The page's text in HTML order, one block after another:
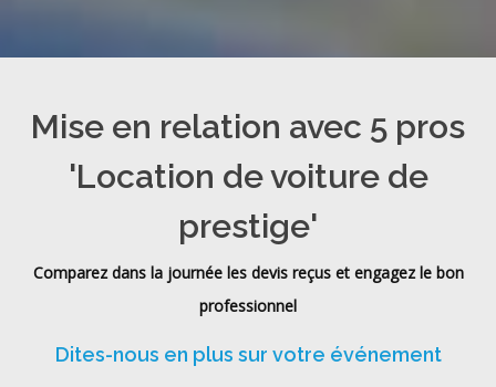
Mise en relation avec 5 pros
'Location de voiture de
prestige'
Comparez dans la journée les devis reçus et engagez le bon
professionnel
Dites-nous en plus sur votre événement